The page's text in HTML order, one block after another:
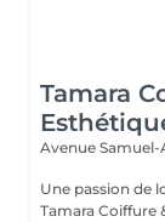
Tamara
Avenue Samuel-
Une passion de longue date
Tamara Coiffure